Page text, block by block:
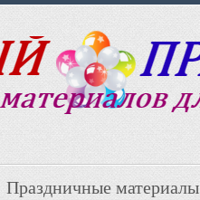
Праздничные материалы